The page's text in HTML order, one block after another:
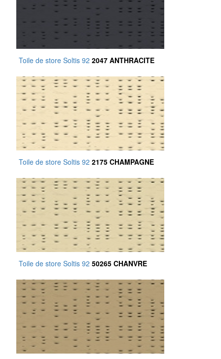
Toile de store Soltis 92 2047 ANTHRACITE
Toile de store Soltis 92 2175 CHAMPAGNE
Toile de store Soltis 92 50265 CHANVRE